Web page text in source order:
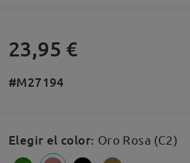
23,95 €
#M27194
Elegir el color: Oro Rosa (C2)